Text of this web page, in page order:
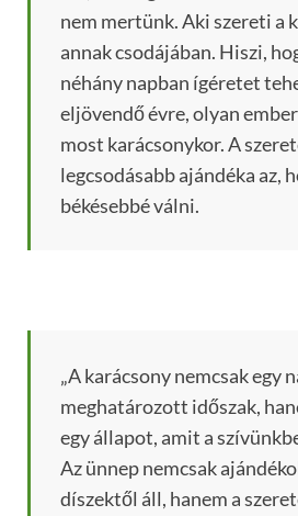
nem mertünk. Aki szereti a
annak csodájában. Hiszi,
néhány napban ígéretet
eljövendő évre, olyan
most karácsonykor. A
legcsodásabb ajándéka az,
békésebbé válni.
„A karácsony nemcsak egy
meghatározott időszak,
egy állapot, amit a
Az ünnep nemcsak
díszektől áll, hanem a